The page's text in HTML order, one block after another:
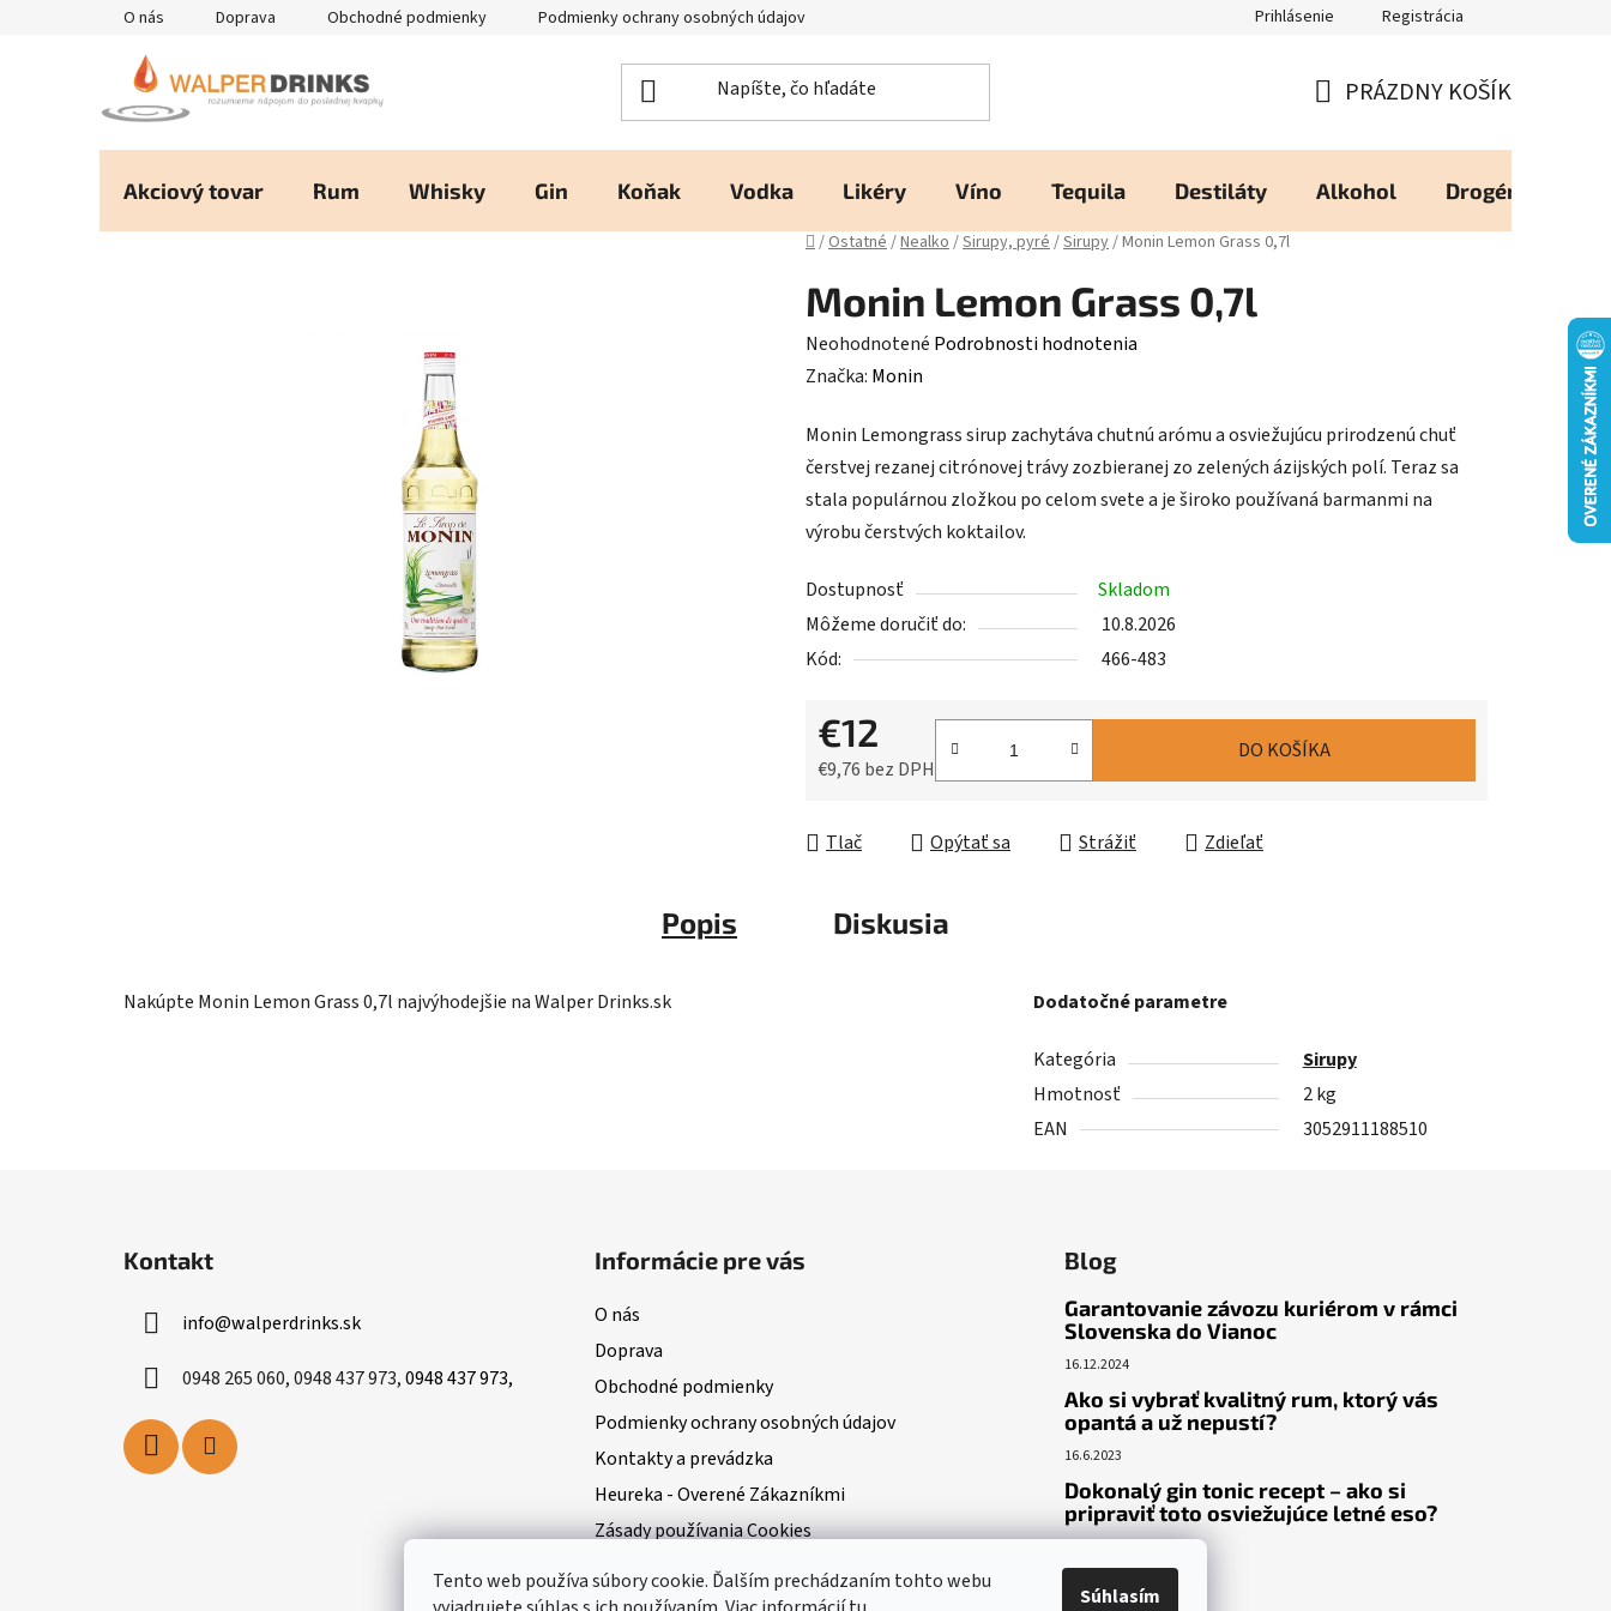
Tento web používa súbory cookie. Ďalším prechádzaním tohto webu
Súhlasím
O nás Doprava Obchodné podmienky Podmienky ochrany osobných údajov Heureka - Overené Zákazníkmi Zásady používania Cookies
Prihlásenie Registrácia
KOŠÍK
PRÁZDNY KOŠÍK
Akciový tovar Rum Whisky Gin Koňak Vodka Likéry Víno Tequila Destiláty Alkohol Drogéria
Domov
/Ostatné/Nealko/Sirupy, pyré/Sirupy/Monin Lemon Grass 0,7l
Monin Lemon Grass 0,7l
Priemerné
hodnotenie
je
0,0
z
5
Neohodnotené Podrobnosti hodnotenia
Značka: Monin
Monin Lemongrass sirup zachytáva chutnú arómu a osviežujúcu prirodzenú chuť
čerstvej rezanej citrónovej trávy zozbieranej zo zelených ázijských polí. Teraz sa
stala populárnou zložkou po celom svete a je široko používaná barmanmi na
výrobu čerstvých koktailov.
Dostupnosť
Skladom
Môžeme doručiť do:
10.8.2026
Kód:
466-483
€12
€9,76 bez DPH
DO KOŠÍKA
Tlač Opýtať sa Strážiť Zdieľať
Popis Diskusia
Nakúpte Monin Lemon Grass 0,7l najvýhodejšie na Walper Drinks.sk Dodatočné parametre
Kategória
Sirupy
Hmotnosť
2 kg
EAN
3052911188510
Kontakt
info@walperdrinks.sk
0948 265 060, 0948 437 973,0948 437 973,
Informácie pre vás
O nás
Doprava
Obchodné podmienky
Podmienky ochrany osobných údajov
Kontakty a prevádzka
Heureka - Overené Zákazníkmi
Zásady používania Cookies
Moja objednávka
POUČENIE O ODSTÚPENI OD ZMLUVY
Blog
Garantovanie závozu kuriérom v rámci
Slovenska do Vianoc
16.12.2024
Ako si vybrať kvalitný rum, ktorý vás
opantá a už nepustí?
16.6.2023
Dokonalý gin tonic recept – ako si
pripraviť toto osviežujúce letné eso?